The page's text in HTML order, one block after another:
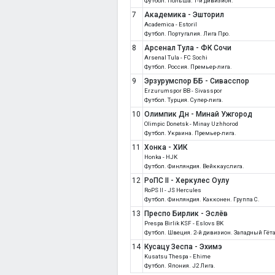
7 Академика - Эшторил
Academica - Estoril
Футбол. Португалия. Лига Про.
8 Арсенал Тула - ФК Сочи
Arsenal Tula - FC Sochi
Футбол. Россия. Премьер-лига.
9 Эрзурумспор ББ - Сивасспор
Erzurumspor BB - Sivasspor
Футбол. Турция. Супер-лига.
10 Олимпик Дн - Минай Ужгород
Olimpic Donetsk - Minay Uzhhorod
Футбол. Украина. Премьер-лига.
11 Хонка - ХИК
Honka - HJK
Футбол. Финляндия. Вейккауслига.
12 РоПС II - Херкулес Оулу
RoPS II - JS Hercules
Футбол. Финляндия. Какконен. Группа C.
13 Преспо Бирлик - Эслёв
Prespa Birlik KSF - Eslovs BK
Футбол. Швеция. 2-й дивизион. Западный
14 Кусацу Зеспа - Эхимэ
Kusatsu Thespa - Ehime
Футбол. Япония. J2 Лига.